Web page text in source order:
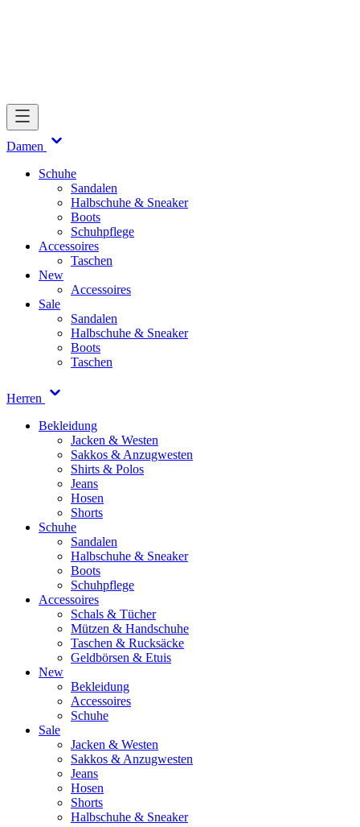
Damen
Schuhe
Sandalen
Halbschuhe & Sneaker
Boots
Schuhpflege
Accessoires
Taschen
New
Accessoires
Sale
Sandalen
Halbschuhe & Sneaker
Boots
Taschen
Herren
Bekleidung
Jacken & Westen
Sakkos & Anzugwesten
Shirts & Polos
Jeans
Hosen
Shorts
Schuhe
Sandalen
Halbschuhe & Sneaker
Boots
Schuhpflege
Accessoires
Schals & Tücher
Mützen & Handschuhe
Taschen & Rucksäcke
Geldbörsen & Etuis
New
Bekleidung
Accessoires
Schuhe
Sale
Jacken & Westen
Sakkos & Anzugwesten
Jeans
Hosen
Shorts
Halbschuhe & Sneaker